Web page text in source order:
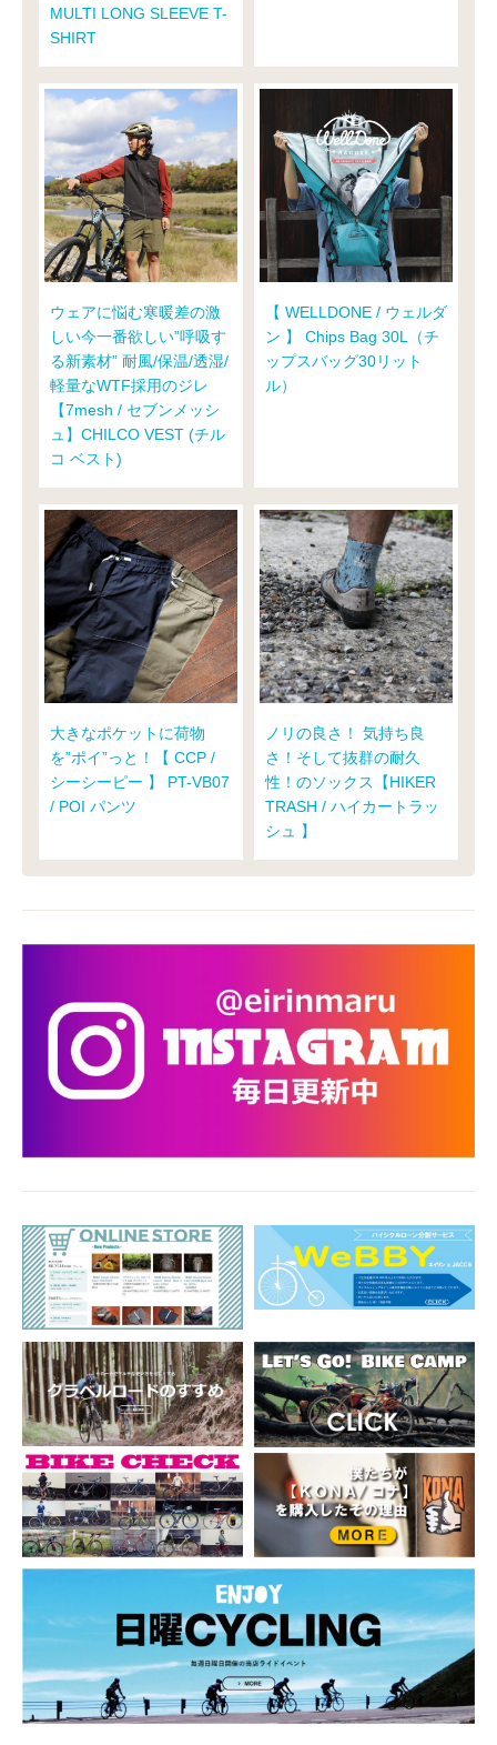
MULTI LONG SLEEVE T-
SHIRT
ウェアに悩む寒暖差の激
しい今一番欲しい”呼吸す
る新素材” 耐風/保温/透湿/
軽量なWTF採用のジレ
【7mesh / セブンメッシ
ュ】CHILCO VEST (チル
コ ベスト)
【 WELLDONE / ウェルダ
ン 】 Chips Bag 30L（チ
ップスバッグ30リット
ル）
大きなポケットに荷物
を”ポイ”っと！【 CCP /
シーシーピー 】 PT-VB07
/ POI パンツ
ノリの良さ！ 気持ち良
さ！そして抜群の耐久
性！のソックス【HIKER
TRASH / ハイカートラッ
シュ 】